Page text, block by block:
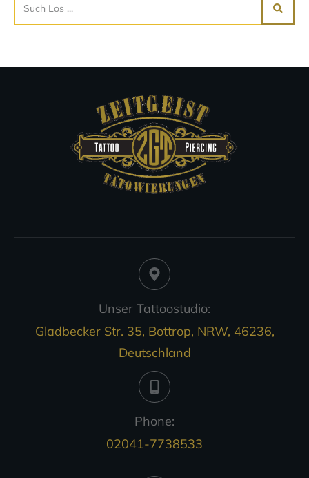
Unser Tattoostudio:
Gladbecker Str. 35, Bottrop, NRW, 46236,
Deutschland
Phone:
02041-7738533